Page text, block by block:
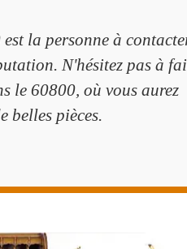
la personne à
N'hésitez pas à
le 60800, où vous aurez
belles pièces.